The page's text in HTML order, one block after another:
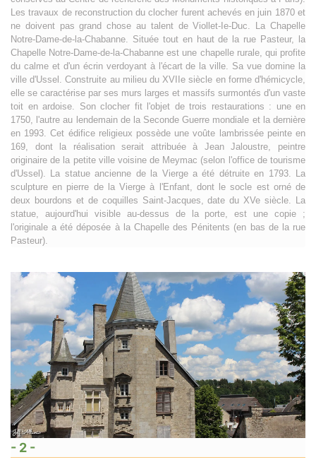
Les travaux de reconstruction du clocher furent achevés en juin 1870 et
ne doivent pas grand chose au talent de Viollet-Ie-Duc. La Chapelle
Notre-Dame-de-la-Chabanne. Située tout en haut de la rue Pasteur, la
Chapelle Notre-Dame-de-la-Chabanne est une chapelle rurale, qui profite
du calme et d'un écrin verdoyant à l'écart de la ville. Sa vue domine la
ville d'Ussel. Construite au milieu du XVIIe siècle en forme d'hémicycle,
elle se caractérise par ses murs larges et massifs surmontés d'un vaste
toit en ardoise. Son clocher fit l'objet de trois restaurations : une en
1750, l'autre au lendemain de la Seconde Guerre mondiale et la dernière
en 1993. Cet édifice religieux possède une voûte lambrissée peinte en
169, dont la réalisation serait attribuée à Jean Jaloustre, peintre
originaire de la petite ville voisine de Meymac (selon l'office de tourisme
d'Ussel). La statue ancienne de la Vierge a été détruite en 1793. La
sculpture en pierre de la Vierge à l'Enfant, dont le socle est orné de
deux bourdons et de coquilles Saint-Jacques, date du XVe siècle. La
statue, aujourd'hui visible au-dessus de la porte, est une copie ;
l'originale a été déposée à la Chapelle des Pénitents (en bas de la rue
Pasteur).
- 2 -